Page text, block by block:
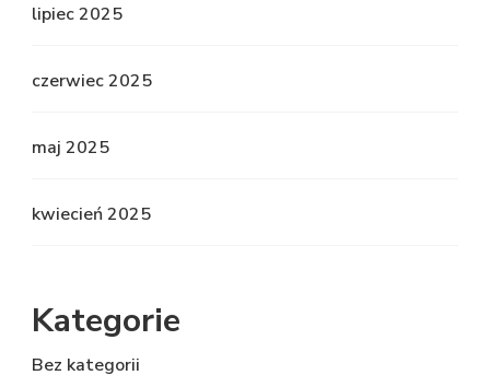
lipiec 2025
czerwiec 2025
maj 2025
kwiecień 2025
Kategorie
Bez kategorii